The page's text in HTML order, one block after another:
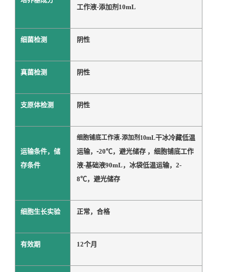
工作液-添加剂10mL
细菌检测 阴性
真菌检测 阴性
支原体检测 阴性
运输条件，储
存条件
细胞铺底工作液-添加剂10mL干冰冷藏低温
运输， -20℃，避光储存 ， 细胞铺底工作
液-基础液90mL，冰袋低温运输， 2-
8℃，避光储存
细胞生长实验 正常，合格
有效期 12个月